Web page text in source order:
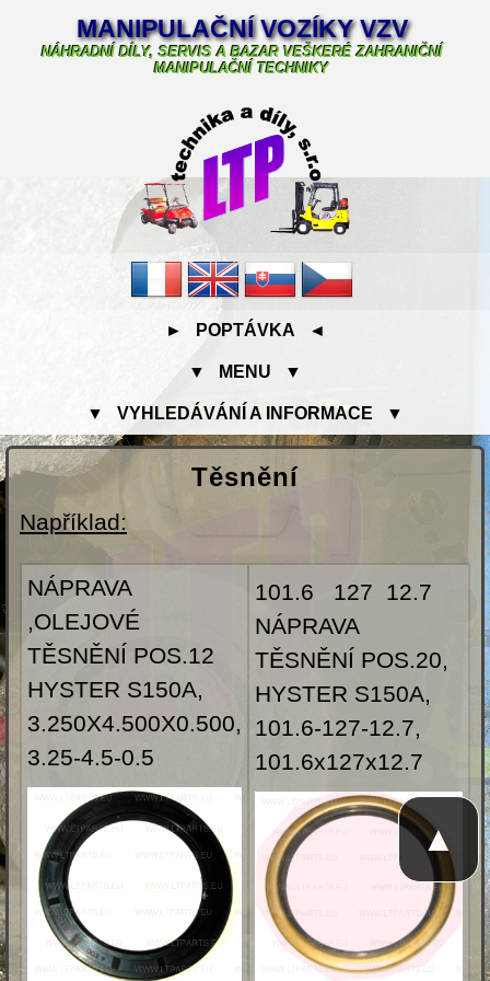
MANIPULAČNÍ VOZÍKY VZV
NÁHRADNÍ DÍLY, SERVIS A BAZAR VEŠKERÉ ZAHRANIČNÍ
MANIPULAČNÍ TECHNIKY
► POPTÁVKA ◄
▼ MENU ▼
▼ VYHLEDÁVÁNÍ A INFORMACE ▼
Těsnění
Například:
NÁPRAVA
,OLEJOVÉ
TĚSNĚNÍ POS.12
HYSTER S150A,
3.250X4.500X0.500,
3.25-4.5-0.5
101.6 127 12.7
NÁPRAVA
TĚSNĚNÍ POS.20,
HYSTER S150A,
101.6-127-12.7,
101.6x127x12.7
▲